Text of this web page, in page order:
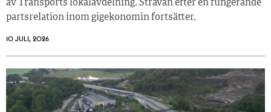
av Transports lokalavdelning. Strävan efter en fungerande
partsrelation inom gigekonomin fortsätter.
10 JULI, 2026